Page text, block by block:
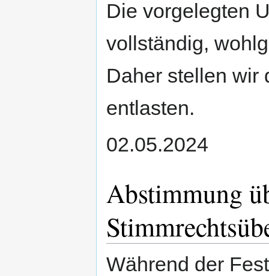
Die vorgelegten
vollständig,
Daher stellen wir
entlasten.
02.05.2024
Abstimmung
Während der